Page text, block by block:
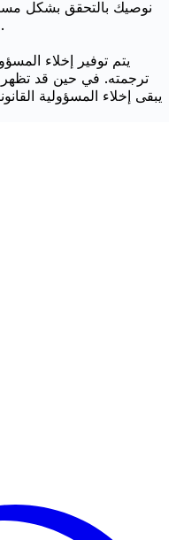
نوصيك بالتحقق بشكل
المالية ذات الصلة قبل بدء أي معاملة.
يتم توفير إخلاء
ترجمته. في حين قد تظهر
يبقى إخلاء المسؤولية